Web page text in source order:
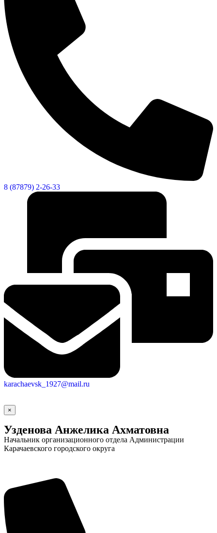
Городская Среда
8 (87879) 2-26-33
karachaevsk_1927@mail.ru
×
Узденова Анжелика Ахматовна
Начальник организационного отдела Администрации
Карачаевского городского округа